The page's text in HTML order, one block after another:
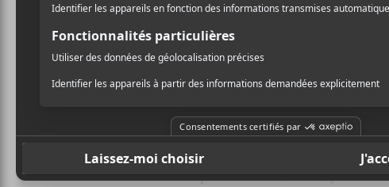
Morgan Heritage
l’Astral
Le groupe de reggae
collection l’an dernier en
collaboratif de Shaggy et Sting.
genre et leur passage dans
manquer. Ça ne risque pas de
qui ouvrira la soirée. Ça va